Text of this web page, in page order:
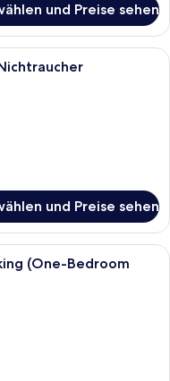
und Preise sehen
mit einem großen
und Preise sehen
mit Sofa, kleinem
(One-Bedroom